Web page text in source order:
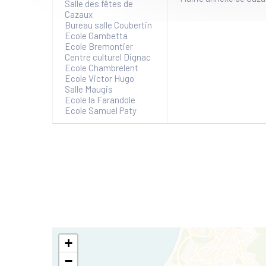
Salle des fêtes de
Cazaux
Bureau salle Coubertin
Ecole Gambetta
Ecole Bremontier
Centre culturel Dignac
Ecole Chambrelent
Ecole Victor Hugo
Salle Maugis
Ecole la Farandole
Ecole Samuel Paty
+
−